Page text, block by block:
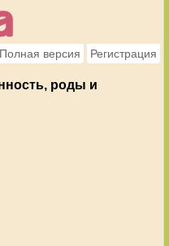
Полная версия Регистрация
роды и